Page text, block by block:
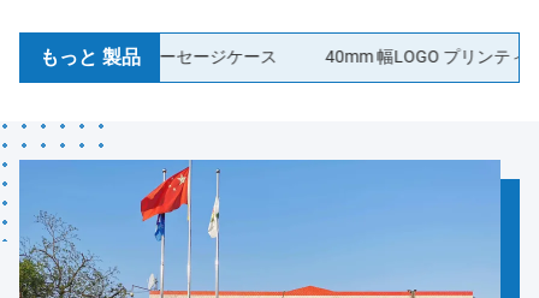
もっと 製品
コラーゲンソーセージケース 40mm 幅LOGO プリンティング